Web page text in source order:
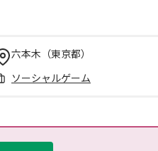
六本木（東京都）
ソーシャルゲーム